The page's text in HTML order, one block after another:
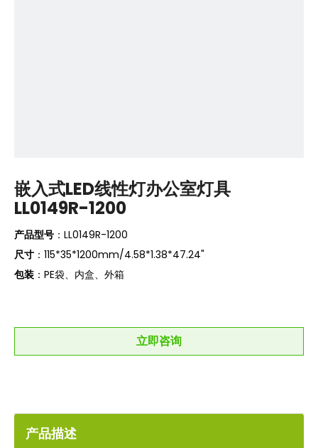
嵌入式LED线性灯办公室灯具
LL0149R-1200
产品型号 ：LL0149R-1200
尺寸 ：115*35*1200mm/4.58*1.38*47.24"
包装 ：PE袋、内盒、外箱
立即咨询
产品描述